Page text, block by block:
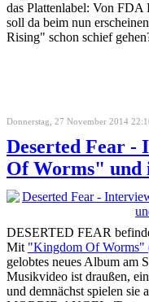
das Plattenlabel: Von FDA
soll da beim nun
Rising" schon schief
Donnerstag, 27 November 2014
Deserted Fear -
Of Worms" und
DESERTED FEAR
Mit "Kingdom Of Worms"
gelobtes neues Album am
Musikvideo ist draußen,
und demnächst spielen sie